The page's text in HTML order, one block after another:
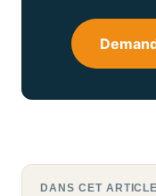
DANS CET ARTICLE